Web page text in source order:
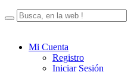
Mi Cuenta
Registro
Iniciar Sesión